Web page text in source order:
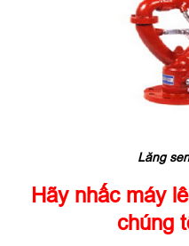
Lăng
Hãy nhấc máy
chúng